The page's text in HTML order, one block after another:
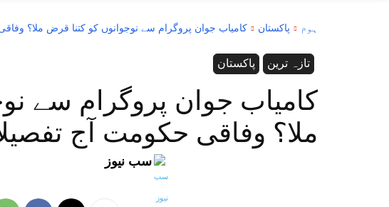
ہوم پاکستان کامیاب جوان پروگرام سے نوجوانوں کو کتنا قرض ملا؟
پاکستان تازہ ترین
کامیاب جوان پروگرام سے
ملا؟ وفاقی حکومت آج
سب نیوز